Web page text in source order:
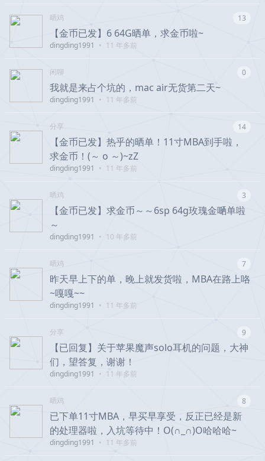
晒鸡 13
【金币已发】6 64G晒单，求金币啦~
dingding1991 • 11 年多前
闲聊 0
我就是来占个坑的，mac air无货第二天~
dingding1991 • 11 年多前
分享 14
【金币已发】热乎的晒单！11寸MBA到手啦，
求金币！(～ o ～)~zZ
dingding1991 • 11 年多前
晒鸡 3
【金币已发】求金币～～6sp 64g玫瑰金嗮单啦
～
dingding1991 • 10 年多前
晒鸡 7
昨天早上下的单，晚上就发货啦，MBA在路上咯
~嘎嘎~~
dingding1991 • 11 年多前
分享 9
【已回复】关于苹果魔声solo耳机的问题，大神
们，望答复，谢谢！
dingding1991 • 11 年多前
晒鸡 8
已下单11寸MBA，早买早享受，反正已经是新
的处理器啦，入坑等待中！O(∩_∩)O哈哈哈~
dingding1991 • 11 年多前